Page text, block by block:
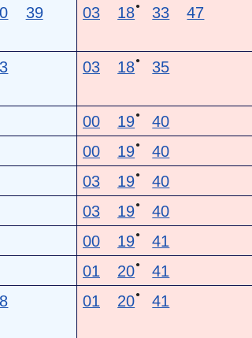
39
03 18● 33 47
03 18● 35
00 19● 40
00 19● 40
03 19● 40
03 19● 40
00 19● 41
01 20● 41
01 20● 41